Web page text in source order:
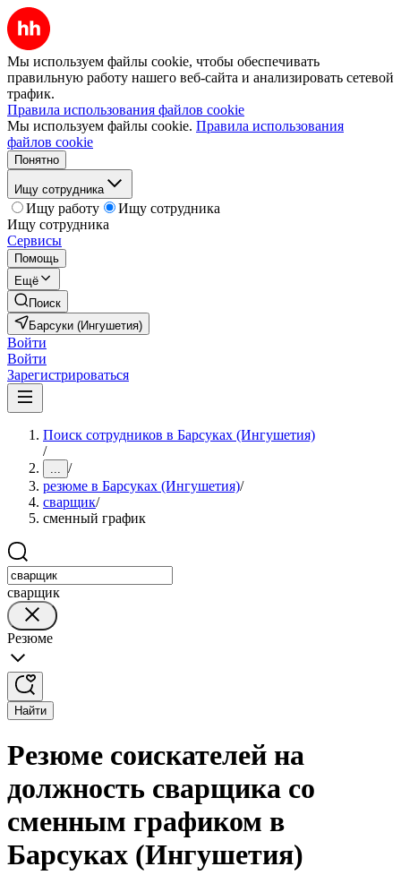
Мы используем файлы cookie, чтобы обеспечивать
правильную работу нашего веб-сайта и анализировать сетевой
трафик.
Правила использования файлов cookie
Мы используем файлы cookie. Правила использования
файлов cookie
Понятно
Ищу сотрудника
Ищу работу
Ищу сотрудника
Ищу сотрудника
Сервисы
Помощь
Ещё
Поиск
Барсуки (Ингушетия)
Войти
Войти
Зарегистрироваться
Поиск сотрудников в Барсуках (Ингушетия)
/
... /
резюме в Барсуках (Ингушетия)/
сварщик/
сменный график
сварщик
Резюме
Найти
Резюме соискателей на
должность сварщика со
сменным графиком в
Барсуках (Ингушетия)